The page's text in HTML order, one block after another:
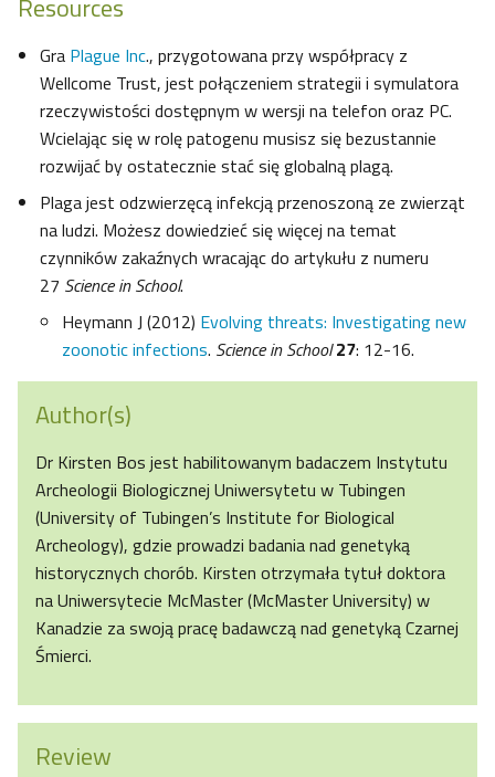
Resources
Gra Plague Inc., przygotowana przy współpracy z
Wellcome Trust, jest połączeniem strategii i symulatora
rzeczywistości dostępnym w wersji na telefon oraz PC.
Wcielając się w rolę patogenu musisz się bezustannie
rozwijać by ostatecznie stać się globalną plagą.
Plaga jest odzwierzęcą infekcją przenoszoną ze zwierząt
na ludzi. Możesz dowiedzieć się więcej na temat
czynników zakaźnych wracając do artykułu z numeru
27 Science in School.
Heymann J (2012) Evolving threats: Investigating new
zoonotic infections. Science in School 27: 12-16.
Author(s)
Dr Kirsten Bos jest habilitowanym badaczem Instytutu
Archeologii Biologicznej Uniwersytetu w Tubingen
(University of Tubingen’s Institute for Biological
Archeology), gdzie prowadzi badania nad genetyką
historycznych chorób. Kirsten otrzymała tytuł doktora
na Uniwersytecie McMaster (McMaster University) w
Kanadzie za swoją pracę badawczą nad genetyką Czarnej
Śmierci.
Review